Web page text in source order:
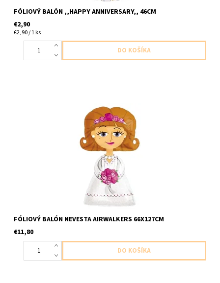
FÓLIOVÝ BALÓN ,,HAPPY ANNIVERSARY,, 46CM
€2,90
€2,90 / 1 ks
fóliový balón nevesta AirWalkers
FÓLIOVÝ BALÓN NEVESTA AIRWALKERS 66X127CM
€11,80